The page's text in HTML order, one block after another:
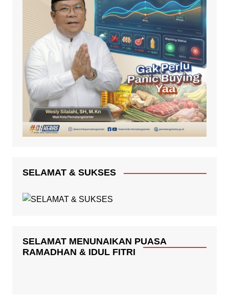
SELAMAT & SUKSES
SELAMAT MENUNAIKAN PUASA
RAMADHAN & IDUL FITRI